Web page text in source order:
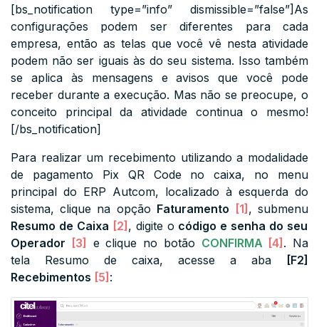
[bs_notification type=”info” dismissible=”false”]As
configurações podem ser diferentes para cada
empresa, então as telas que você vê nesta atividade
podem não ser iguais às do seu sistema. Isso também
se aplica às mensagens e avisos que você pode
receber durante a execução. Mas não se preocupe, o
conceito principal da atividade continua o mesmo!
[/bs_notification]
Para realizar um recebimento utilizando a modalidade
de pagamento Pix QR Code no caixa, no menu
principal do ERP Autcom, localizado à esquerda do
sistema, clique na opção Faturamento [1], submenu
Resumo de Caixa [2], digite o código e senha do seu
Operador [3] e clique no botão CONFIRMA [4]. Na
tela Resumo de caixa, acesse a aba [F2]
Recebimentos [5]: